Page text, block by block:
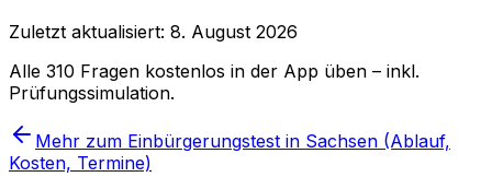
Zuletzt aktualisiert: 8. August 2026
Alle 310 Fragen kostenlos in der App üben – inkl.
Prüfungssimulation.
Mehr zum Einbürgerungstest in Sachsen (Ablauf,
Kosten, Termine)